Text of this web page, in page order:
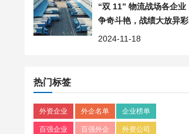
“双 11” 物流战场各企业
争奇斗艳，战绩大放异彩
2024-11-18
热门标签
外资企业 外企名单 企业榜单
百强企业 百强外企 外资公司